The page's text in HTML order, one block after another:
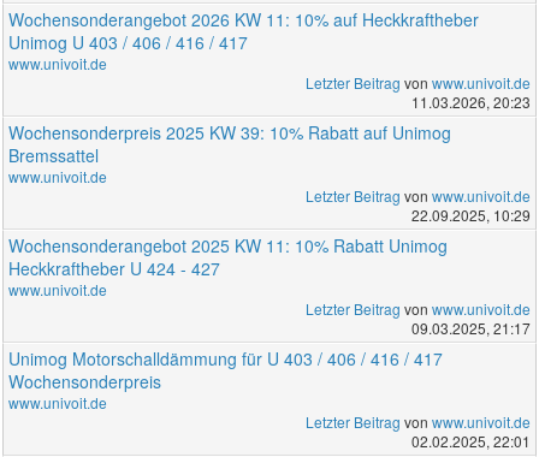
Wochensonderangebot 2026 KW 11: 10% auf Heckkraftheber
Unimog U 403 / 406 / 416 / 417
www.univoit.de
Letzter Beitrag von www.univoit.de
11.03.2026, 20:23
Wochensonderpreis 2025 KW 39: 10% Rabatt auf Unimog
Bremssattel
www.univoit.de
Letzter Beitrag von www.univoit.de
22.09.2025, 10:29
Wochensonderangebot 2025 KW 11: 10% Rabatt Unimog
Heckkraftheber U 424 - 427
www.univoit.de
Letzter Beitrag von www.univoit.de
09.03.2025, 21:17
Unimog Motorschalldämmung für U 403 / 406 / 416 / 417
Wochensonderpreis
www.univoit.de
Letzter Beitrag von www.univoit.de
02.02.2025, 22:01